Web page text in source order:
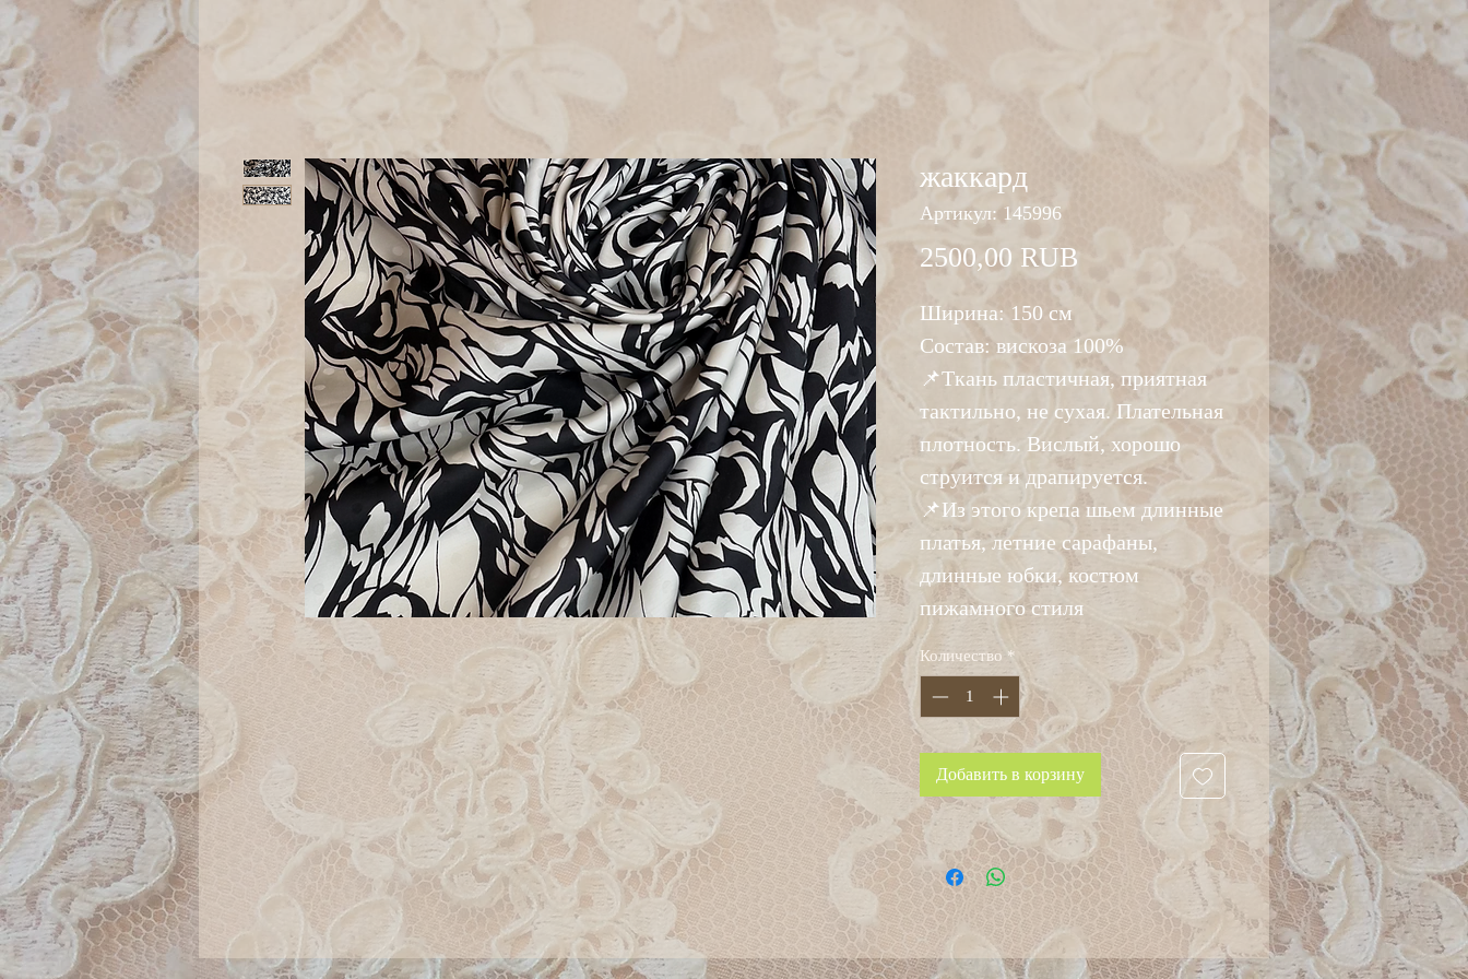
жаккард
Артикул: 145996
2500,00 RUB Цена
Ширина: 150 см
Состав: вискоза 100%
📌Ткань пластичная, приятная
тактильно, не сухая. Плательная
плотность. Вислый, хорошо
струится и драпируется.
📌Из этого крепа шьем длинные
платья, летние сарафаны,
длинные юбки, костюм
пижамного стиля
Количество *
Добавить в корзину